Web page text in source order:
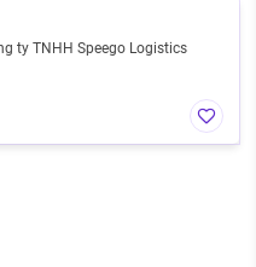
ty TNHH Speego Logistics